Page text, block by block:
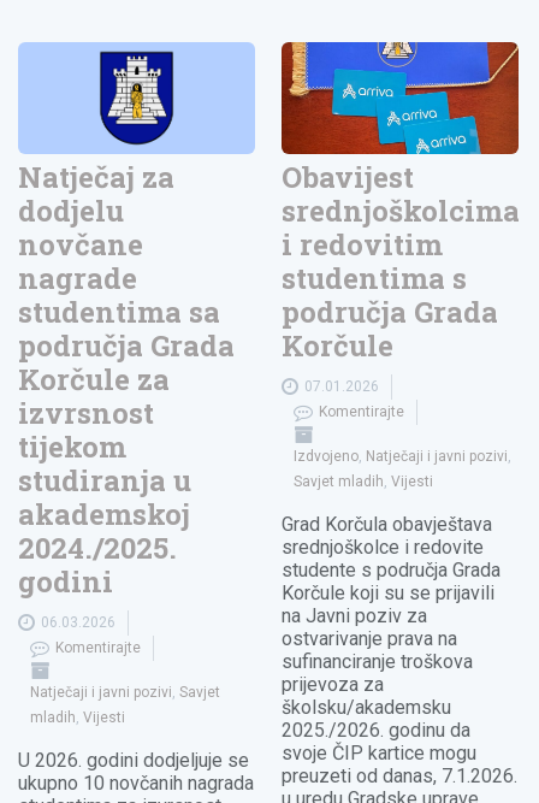
Natječaj za
dodjelu
novčane
nagrade
studentima sa
područja Grada
Korčule za
izvrsnost
tijekom
studiranja u
akademskoj
2024./2025.
godini
06.03.2026
Komentirajte
Natječaji i javni pozivi Savjet
mladih Vijesti
U 2026. godini dodjeljuje se
ukupno 10 novčanih nagrada
Obavijest
srednjoškolcima
i redovitim
studentima s
područja Grada
Korčule
07.01.2026
Komentirajte
Izdvojeno Natječaji i javni pozivi
Savjet mladih ,Vijesti
Grad Korčula obavještava
srednjoškolce i redovite
studente s područja Grada
Korčule koji su se prijavili
na Javni poziv za
ostvarivanje prava na
sufinanciranje troškova
prijevoza za
školsku/akademsku
2025./2026. godinu da
svoje ČIP kartice mogu
preuzeti od danas, 7.1.2026.
u uredu Gradske uprave